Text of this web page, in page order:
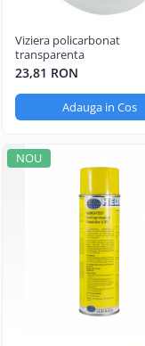
Viziera policarbonat
transparenta
23,81 RON
Adauga in Cos
NOU